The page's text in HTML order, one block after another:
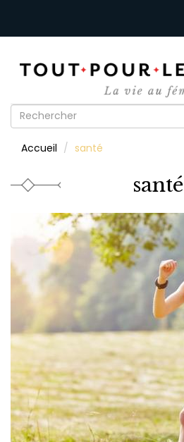
Formulaire
recherche
Accueil santé
santé